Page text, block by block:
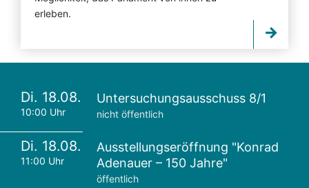
erleben.
Di. 18.08.
10:00 Uhr
Untersuchungsausschuss 8/1
nicht öffentlich
Di. 18.08.
11:00 Uhr
Ausstellungseröffnung "Konrad
Adenauer – 150 Jahre"
öffentlich